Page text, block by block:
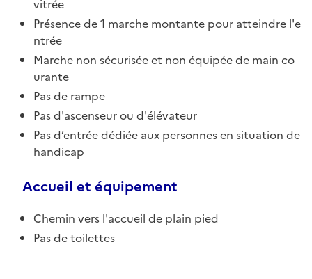
vitrée
Présence de 1 marche montante pour atteindre l'e
ntrée
Marche non sécurisée et non équipée de main co
urante
Pas de rampe
Pas d'ascenseur ou d'élévateur
Pas d’entrée dédiée aux personnes en situation de
handicap
Accueil et équipement
Chemin vers l'accueil de plain pied
Pas de toilettes